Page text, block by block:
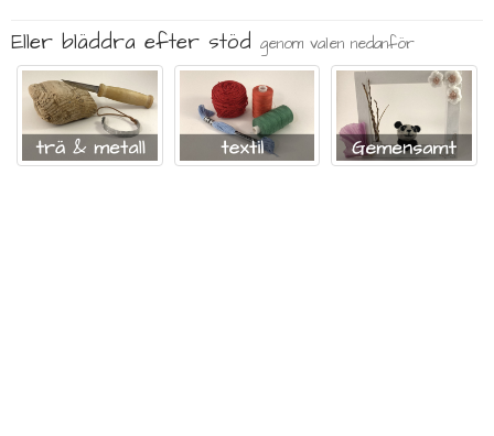
Eller bläddra efter stöd genom valen nedanför